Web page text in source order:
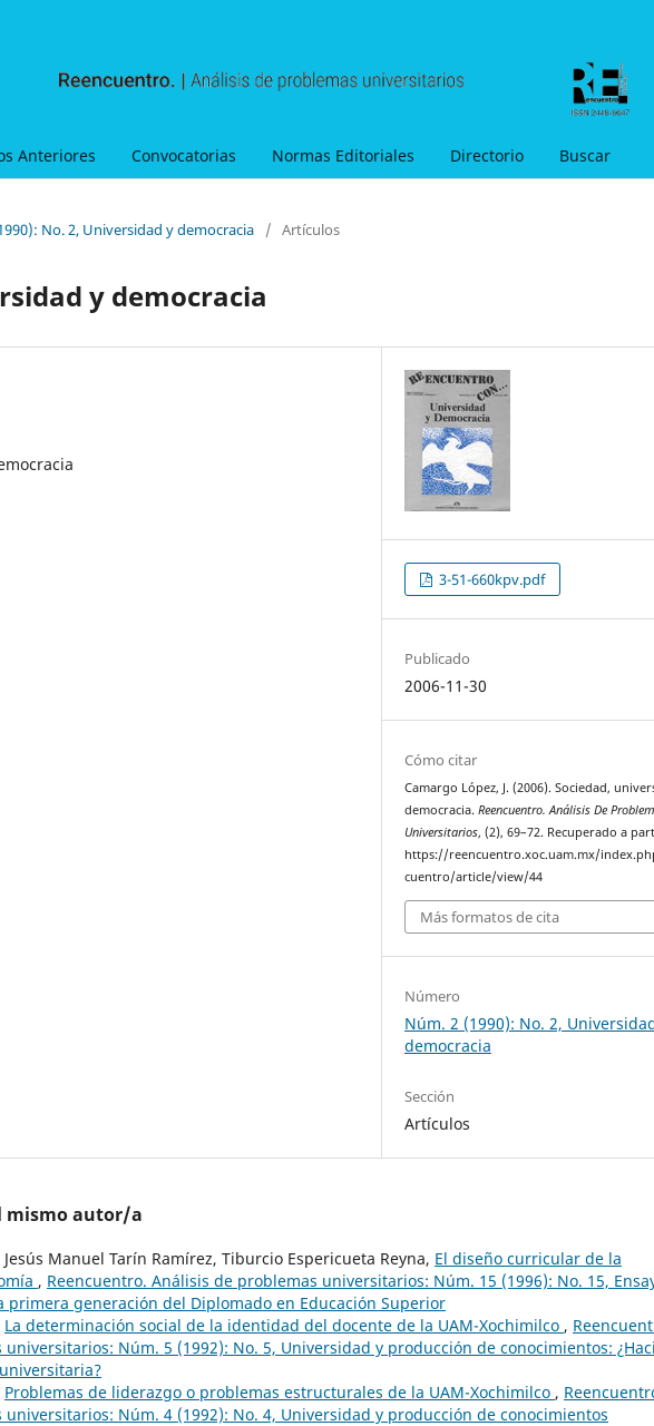
Anteriores Convocatorias Normas Editoriales Directorio Buscar
No. 2, Universidad y democracia / Artículos
y democracia
3-51-660kpv.pdf
Publicado
2006-11-30
Cómo citar
Camargo López, J. (2006). Sociedad,
democracia.Reencuentro. Análisis De
Universitarios, (2), 69–72. Recuperado a
https://reencuentro.xoc.uam.mx/
cuentro/article/view/44
Más formatos de cita
Número
Núm. 2 (1990): No. 2,
democracia
Sección
Artículos
mismo autor/a
Jesús Manuel Tarín Ramírez, Tiburcio Espericueta Reyna, El diseño curricular de la
, Reencuentro. Análisis de problemas universitarios: Núm. 15 (1996): No. 15,
primera generación del Diplomado en Educación Superior
La determinación social de la identidad del docente de la UAM-Xochimilco ,
Núm. 5 (1992): No. 5, Universidad y producción de conocimientos:
Problemas de liderazgo o problemas estructurales de la UAM-Xochimilco ,
Núm. 4 (1992): No. 4, Universidad y producción de conocimientos